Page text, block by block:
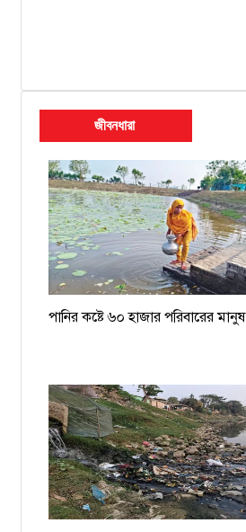
জীবনধারা
পানির কষ্টে ৬০ হাজার পরিবারের মানুষ